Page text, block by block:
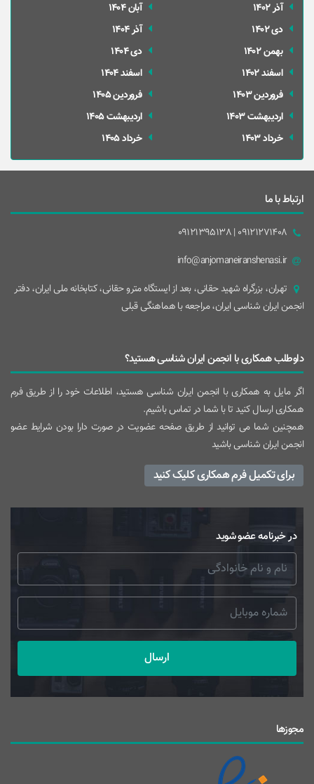
آذر 1402
دی 1402
بهمن 1402
اسفند 1402
فروردین 1403
ارديبهشت 1403
خرداد 1403
آبان 1404
آذر 1404
دی 1404
اسفند 1404
فروردین 1405
ارديبهشت 1405
خرداد 1405
ارتباط با ما
09121271408 | 09121395138
info@anjomaneiranshenasi.ir
تهران، بزرگراه شهيد حقانی، بعد از ايستگاه مترو حقانی، کتابخانه ملی ایران، دفتر
انجمن ایران شناسی ایران، مراجعه با هماهنگی قبلی
داوطلب همکاری با انجمن ایران شناسی هستید؟
اگر مایل به همکاری با انجمن ایران شناسی هستید، اطلاعات خود را از طریق فرم
همکاری ارسال کنید تا با شما در تماس باشیم.
همچنین شما می توانید از طریق صفحه عضویت در صورت دارا بودن شرایط عضو
انجمن ایران شناسی باشید
برای تکمیل فرم همکاری کلیک کنید
در خبرنامه عضو شوید
ارسال
مجوزها